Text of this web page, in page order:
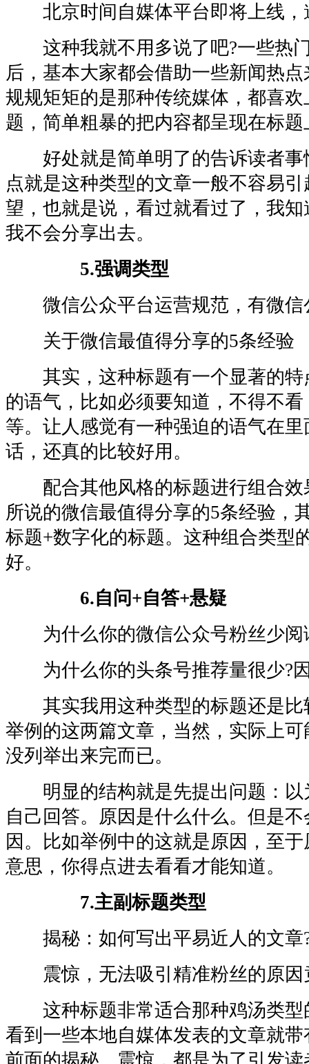
北京时间自媒体平台即将上线，
这种我就不用多说了吧?一些热
后，基本大家都会借助一些新闻热
规规矩矩的是那种传统媒体，都喜
题，简单粗暴的把内容都呈现在标题
好处就是简单明了的告诉读者事
点就是这种类型的文章一般不容易
望，也就是说，看过就看过了，我
我不会分享出去。
5.强调类型
微信公众平台运营规范，有微信
关于微信最值得分享的5条经验
其实，这种标题有一个显著的特
的语气，比如必须要知道，不得不
等。让人感觉有一种强迫的语气在
话，还真的比较好用。
配合其他风格的标题进行组合效
所说的微信最值得分享的5条经验，
标题+数字化的标题。这种组合类型
好。
6.自问+自答+悬疑
为什么你的微信公众号粉丝少阅
为什么你的头条号推荐量很少?
其实我用这种类型的标题还是比
举例的这两篇文章，当然，实际上
没列举出来完而已。
明显的结构就是先提出问题：以
自己回答。原因是什么什么。但是
因。比如举例中的这就是原因，至
意思，你得点进去看看才能知道。
7.主副标题类型
揭秘：如何写出平易近人的文章
震惊，无法吸引精准粉丝的原因
这种标题非常适合那种鸡汤类型
看到一些本地自媒体发表的文章就
前面的揭秘、震惊，都是为了引发